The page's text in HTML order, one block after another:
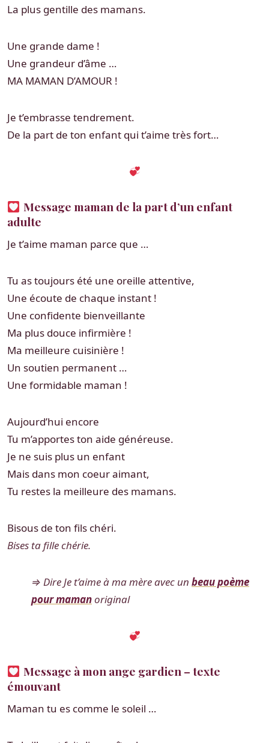
La plus gentille des mamans.
Une grande dame !
Une grandeur d’âme …
MA MAMAN D’AMOUR !
Je t’embrasse tendrement.
De la part de ton enfant qui t’aime très fort…
Message maman de la part d’un enfant
adulte
Je t’aime maman parce que …
Tu as toujours été une oreille attentive,
Une écoute de chaque instant !
Une confidente bienveillante
Ma plus douce infirmière !
Ma meilleure cuisinière !
Un soutien permanent …
Une formidable maman !
Aujourd’hui encore
Tu m’apportes ton aide généreuse.
Je ne suis plus un enfant
Mais dans mon coeur aimant,
Tu restes la meilleure des mamans.
Bisous de ton fils chéri.
Bises ta fille chérie.
⇒ Dire Je t’aime à ma mère avec un beau poème
pour mamanoriginal
Message à mon ange gardien – texte
émouvant
Maman tu es comme le soleil …